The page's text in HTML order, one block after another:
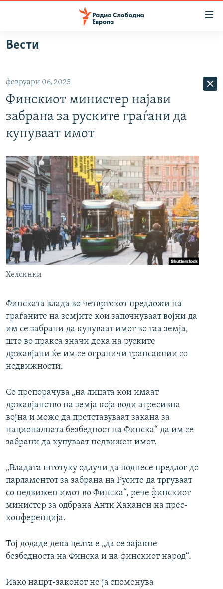
Оди
на
Оди
на
главната
навигација
Премини
на
ВИЗУЕЛНО
ВЕСТИ
ШТО ТРЕБА ДА ЗНАЕТЕ
ПРИЈАВИ СЕ ЗА ЊУЗЛЕТЕР
ПОДКАСТ ЗОШТО?
СЛЕДЕТЕ НЕ
РСЕ веб страници
Вести
февруари 06, 2025
Финскиот министер најави
забрана за руските граѓани да
купуваат имот
Хелсинки
Финската влада во четвртокот предложи на
граѓаните на земјите кои започнуваат војни да
им се забрани да купуваат имот во таа земја,
што во пракса значи дека на руските
државјани ќе им се ограничи трансакции со
недвижности.
Се препорачува „на лицата кои имаат
државјанство на земја која води агресивна
војна и може да претставуваат закана за
националната безбедност на Финска“ да им се
забрани да купуваат недвижен имот.
„Владата штотуку одлучи да поднесе предлог до
парламентот за забрана на Русите да тргуваат
со недвижен имот во Финска“, рече финскиот
министер за одбрана Анти Хаканен на прес-
конференција.
Тој додаде дека целта е „да се зајакне
безбедноста на Финска и на финскиот народ“.
Иако нацрт-законот не ја споменува